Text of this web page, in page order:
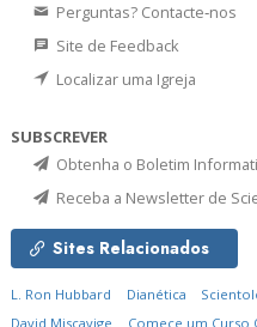
Perguntas? Contacte‑nos
Site de Feedback
Localizar uma Igreja
SUBSCREVER
Obtenha o Boletim
Receba a Newsletter de
Sites Relacionados
L. Ron Hubbard Dianética
David Miscavige
Comece um Curso